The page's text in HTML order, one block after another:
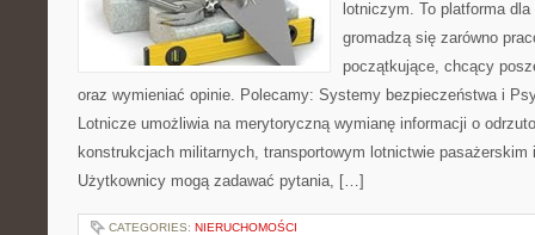
lotniczym. To platforma
gromadzą się zarówno
początkujące, chcący
oraz wymieniać opinie. Polecamy: Systemy bezpieczeństwa i
Lotnicze umożliwia na merytoryczną wymianę informacji o
konstrukcjach militarnych, transportowym lotnictwie pasażerskim
Użytkownicy mogą zadawać pytania, […]
CATEGORIES: NIERUCHOMOŚCI